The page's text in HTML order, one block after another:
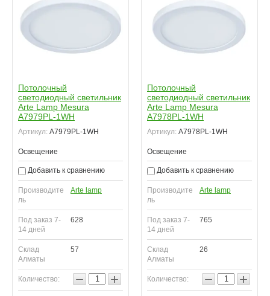
Потолочный
светодиодный светильник
Arte Lamp Mesura
A7979PL-1WH
Артикул: A7979PL-1WH
Освещение
Добавить к сравнению
Производите
ль
Arte lamp
Под заказ 7-
14 дней
628
Склад
Алматы
57
Количество: − +
Потолочный
светодиодный светильник
Arte Lamp Mesura
A7978PL-1WH
Артикул: A7978PL-1WH
Освещение
Добавить к сравнению
Производите
ль
Arte lamp
Под заказ 7-
14 дней
765
Склад
Алматы
26
Количество: − +